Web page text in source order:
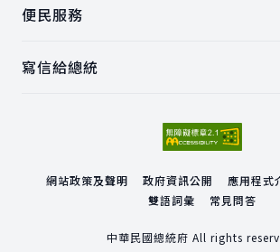
便民服務
寫信給總統
網站政策及聲明 政府資訊公開 應用程式
雙語詞彙
常見問答
中華民國總統府 All rights